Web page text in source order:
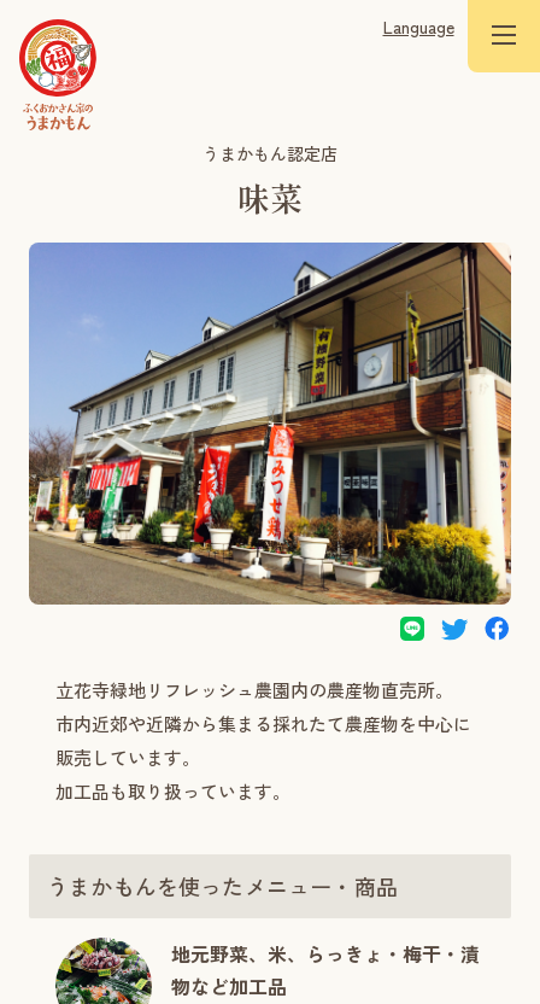
Language
うまかもん認定店
味菜
立花寺緑地リフレッシュ農園内の農産物直売所。
市内近郊や近隣から集まる採れたて農産物を中心に
販売しています。
加工品も取り扱っています。
うまかもんを使ったメニュー・商品
地元野菜、米、らっきょ・梅干・漬
物など加工品